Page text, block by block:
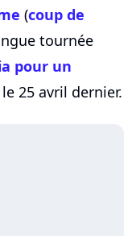
(coup de
tournée
pour un
le 25 avril dernier.